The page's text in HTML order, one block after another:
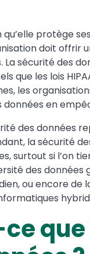
protège
doit offrir
La sécurité des
que les lois
les
en
des données
la sécurité
surtout si l’on
des données
ou encore de